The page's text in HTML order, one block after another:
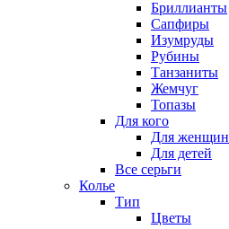
Бриллианты
Сапфиры
Изумруды
Рубины
Танзаниты
Жемчуг
Топазы
Для кого
Для женщин
Для детей
Все серьги
Колье
Тип
Цветы